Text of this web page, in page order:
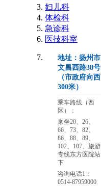
妇儿科
体检科
急诊科
医技科室
地址：扬州市
文昌西路38号
（市政府向西
300米）
乘车路线（西
区）：
乘坐20、26、
66、73、82、
86、88、89、
102、107、旅游
专线东方医院站
下
咨询电话1：
0514-87959000